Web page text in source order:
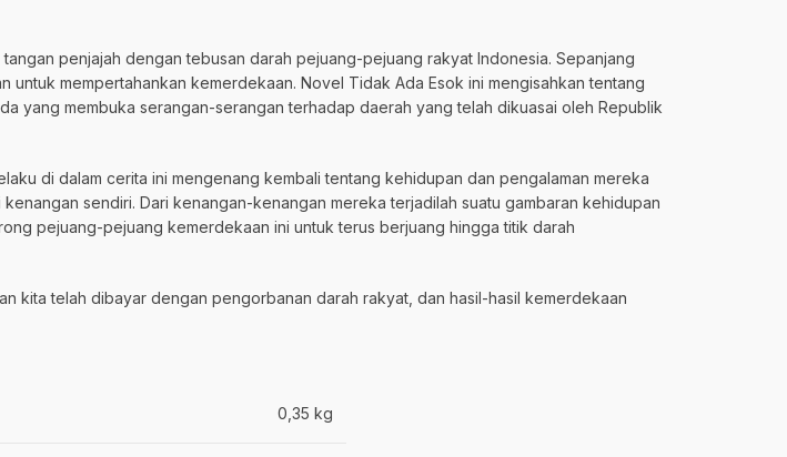
penjajah dengan tebusan darah pejuang-pejuang rakyat Indonesia. Sepanjang
mempertahankan kemerdekaan. Novel Tidak Ada Esok ini mengisahkan tentang
yang membuka serangan-serangan terhadap daerah yang telah dikuasai oleh Republik
di dalam cerita ini mengenang kembali tentang kehidupan dan pengalaman mereka
sendiri. Dari kenangan-kenangan mereka terjadilah suatu gambaran kehidupan
pejuang-pejuang kemerdekaan ini untuk terus berjuang hingga titik darah
kita telah dibayar dengan pengorbanan darah rakyat, dan hasil-hasil kemerdekaan
0,35 kg